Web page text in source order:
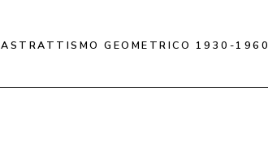
ASTRATTISMO GEOMETRICO 1930-1960